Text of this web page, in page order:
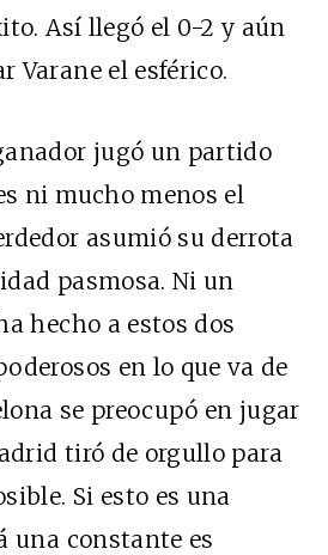
Así llegó el 0-2 y aún
Varane el esférico.
jugó un partido
ni mucho menos el
asumió su derrota
pasmosa. Ni un
hecho a estos dos
en lo que va de
se preocupó en jugar
tiró de orgullo para
Si esto es una
una constante es